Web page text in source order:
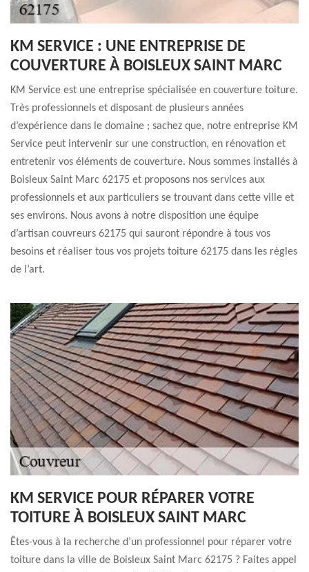
KM SERVICE : UNE ENTREPRISE DE
COUVERTURE À BOISLEUX SAINT MARC
KM Service est une entreprise spécialisée en couverture toiture.
Très professionnels et disposant de plusieurs années
d’expérience dans le domaine ; sachez que, notre entreprise KM
Service peut intervenir sur une construction, en rénovation et
entretenir vos éléments de couverture. Nous sommes installés à
Boisleux Saint Marc 62175 et proposons nos services aux
professionnels et aux particuliers se trouvant dans cette ville et
ses environs. Nous avons à notre disposition une équipe
d’artisan couvreurs 62175 qui sauront répondre à tous vos
besoins et réaliser tous vos projets toiture 62175 dans les règles
de l’art.
KM SERVICE POUR RÉPARER VOTRE
TOITURE À BOISLEUX SAINT MARC
Êtes-vous à la recherche d’un professionnel pour réparer votre
toiture dans la ville de Boisleux Saint Marc 62175 ? Faites appel